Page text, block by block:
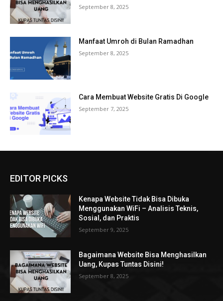
September 8, 2025
Manfaat Umroh di Bulan Ramadhan
September 8, 2025
Cara Membuat Website Gratis Di Google
September 7, 2025
EDITOR PICKS
Kenapa Website Tidak Bisa Dibuka
Menggunakan WiFi – Analisis Teknis,
Sosial, dan Praktis
September 9, 2025
Bagaimana Website Bisa Menghasilkan
Uang, Kupas Tuntas Disini!
September 8, 2025